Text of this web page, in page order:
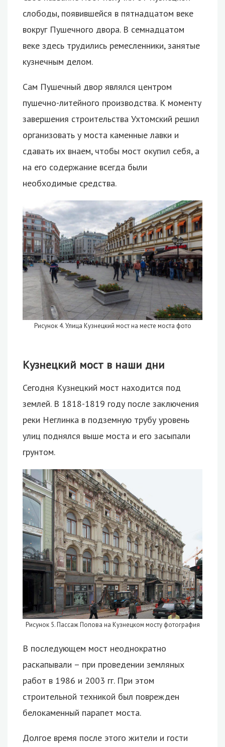
слободы, появившейся в пятнадцатом веке
вокруг Пушечного двора. В семнадцатом
веке здесь трудились ремесленники, занятые
кузнечным делом.
Сам Пушечный двор являлся центром
пушечно-литейного производства. К моменту
завершения строительства Ухтомский решил
организовать у моста каменные лавки и
сдавать их внаем, чтобы мост окупил себя, а
на его содержание всегда были
необходимые средства.
Рисунок 4. Улица Кузнецкий мост на месте моста фото
Кузнецкий мост в наши дни
Сегодня Кузнецкий мост находится под
землей. В 1818-1819 году после заключения
реки Неглинка в подземную трубу уровень
улиц поднялся выше моста и его засыпали
грунтом.
Рисунок 5. Пассаж Попова на Кузнецком мосту фотография
В последующем мост неоднократно
раскапывали – при проведении земляных
работ в 1986 и 2003 гг. При этом
строительной техникой был поврежден
белокаменный парапет моста.
Долгое время после этого жители и гости